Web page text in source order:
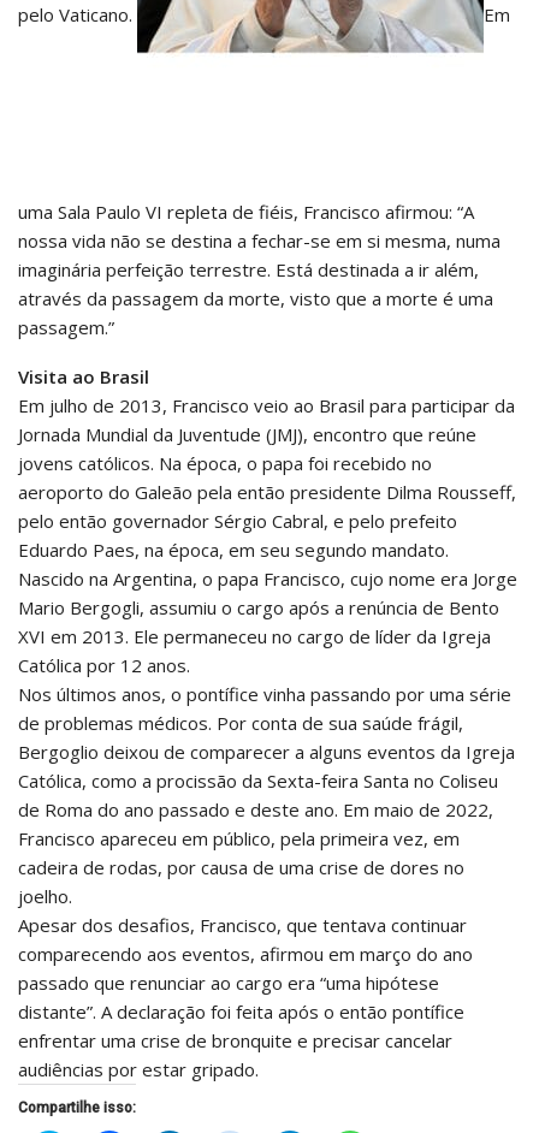
pelo Vaticano. Em
uma Sala Paulo VI repleta de fiéis, Francisco afirmou: “A
nossa vida não se destina a fechar-se em si mesma, numa
imaginária perfeição terrestre. Está destinada a ir além,
através da passagem da morte, visto que a morte é uma
passagem.”
Visita ao Brasil
Em julho de 2013, Francisco veio ao Brasil para participar da
Jornada Mundial da Juventude (JMJ), encontro que reúne
jovens católicos. Na época, o papa foi recebido no
aeroporto do Galeão pela então presidente Dilma Rousseff,
pelo então governador Sérgio Cabral, e pelo prefeito
Eduardo Paes, na época, em seu segundo mandato.
Nascido na Argentina, o papa Francisco, cujo nome era Jorge
Mario Bergogli, assumiu o cargo após a renúncia de Bento
XVI em 2013. Ele permaneceu no cargo de líder da Igreja
Católica por 12 anos.
Nos últimos anos, o pontífice vinha passando por uma série
de problemas médicos. Por conta de sua saúde frágil,
Bergoglio deixou de comparecer a alguns eventos da Igreja
Católica, como a procissão da Sexta-feira Santa no Coliseu
de Roma do ano passado e deste ano. Em maio de 2022,
Francisco apareceu em público, pela primeira vez, em
cadeira de rodas, por causa de uma crise de dores no
joelho.
Apesar dos desafios, Francisco, que tentava continuar
comparecendo aos eventos, afirmou em março do ano
passado que renunciar ao cargo era “uma hipótese
distante”. A declaração foi feita após o então pontífice
enfrentar uma crise de bronquite e precisar cancelar
audiências por estar gripado.
Compartilhe isso: